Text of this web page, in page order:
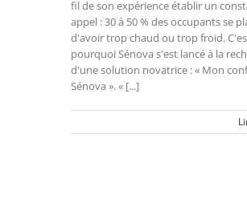
fil de son expérience établir un
appel : 30 à 50 % des occupants se
d'avoir trop chaud ou trop froid.
pourquoi Sénova s'est lancé à la
d'une solution novatrice : « Mon
Sénova ». « [...]